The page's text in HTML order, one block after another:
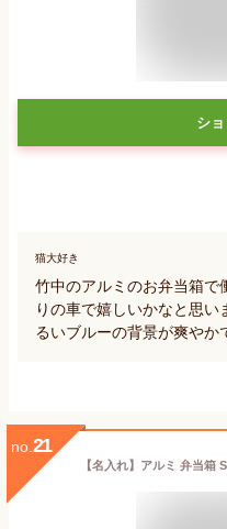
シ
猫大好き
竹中のアルミのお弁当箱で
りの車で嬉しいかなと思
るいブルーの背景が爽やか
no. 21